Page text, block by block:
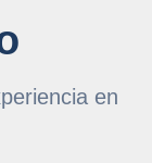
en